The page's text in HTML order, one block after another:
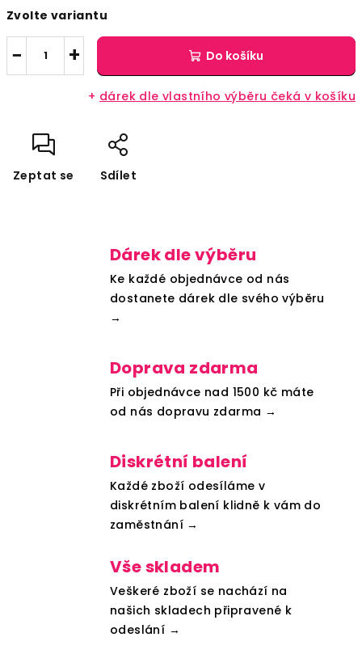
cena:
Zvolte variantu
+
− Do košíku
+ dárek dle vlastního výběru čeká v košíku
Zeptat se Sdílet
Dárek dle výběru
Ke každé objednávce od nás
dostanete dárek dle svého výběru
→
Doprava zdarma
Při objednávce nad 1500 kč máte
od nás dopravu zdarma →
Diskrétní balení
Každé zboží odesíláme v
diskrétním balení klidně k vám do
zaměstnání →
Vše skladem
Veškeré zboží se nachází na
našich skladech připravené k
odeslání →